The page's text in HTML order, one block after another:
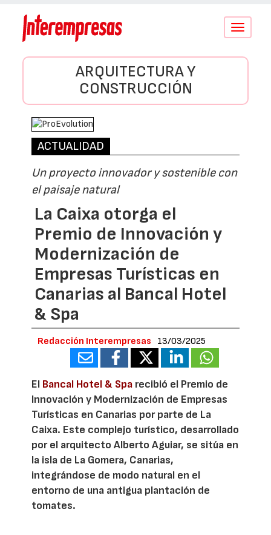
Conmutar
ARQUITECTURA Y
CONSTRUCCIÓN
ACTUALIDAD
Un proyecto innovador y sostenible con
el paisaje natural
La Caixa otorga el
Premio de Innovación y
Modernización de
Empresas Turísticas en
Canarias al Bancal Hotel
& Spa
Redacción Interempresas 13/03/2025
El Bancal Hotel & Spa recibió el Premio de
Innovación y Modernización de Empresas
Turísticas en Canarias por parte de La
Caixa. Este complejo turístico, desarrollado
por el arquitecto Alberto Aguiar, se sitúa en
la isla de La Gomera, Canarias,
integrándose de modo natural en el
entorno de una antigua plantación de
tomates.